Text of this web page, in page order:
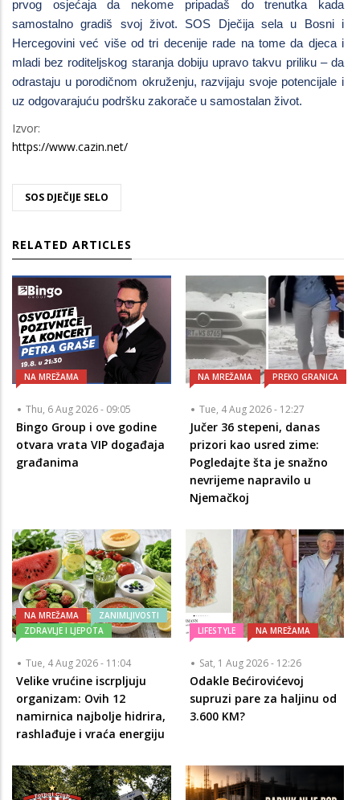
prvog osjećaja da nekome pripadaš do trenutka kada
samostalno gradiš svoj život. SOS Dječija sela u Bosni i
Hercegovini već više od tri decenije rade na tome da djeca i
mladi bez roditeljskog staranja dobiju upravo takvu priliku – da
odrastaju u porodičnom okruženju, razvijaju svoje potencijale i
uz odgovarajuću podršku zakorače u samostalan život.
Izvor:
https://www.cazin.net/
SOS DJEČIJE SELO
RELATED ARTICLES
NA MREŽAMA
Thu, 6 Aug 2026 - 09:05
Bingo Group i ove godine
otvara vrata VIP događaja
građanima
NA MREŽAMA PREKO GRANICA
Tue, 4 Aug 2026 - 12:27
Jučer 36 stepeni, danas
prizori kao usred zime:
Pogledajte šta je snažno
nevrijeme napravilo u
Njemačkoj
NA MREŽAMA
ZANIMLJIVOSTI
ZDRAVLJE I LJEPOTA
Tue, 4 Aug 2026 - 11:04
Velike vrućine iscrpljuju
organizam: Ovih 12
namirnica najbolje hidrira,
rashlađuje i vraća energiju
LIFESTYLE NA MREŽAMA
Sat, 1 Aug 2026 - 12:26
Odakle Bećirovićevoj
supruzi pare za haljinu od
3.600 KM?